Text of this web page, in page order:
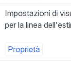
Impostazioni di
per la linea
Proprietà